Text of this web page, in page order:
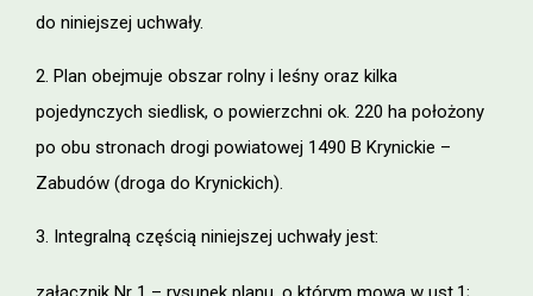
do niniejszej uchwały.
2. Plan obejmuje obszar rolny i leśny oraz kilka
pojedynczych siedlisk, o powierzchni ok. 220 ha położony
po obu stronach drogi powiatowej 1490 B Krynickie –
Zabudów (droga do Krynickich).
3. Integralną częścią niniejszej uchwały jest: